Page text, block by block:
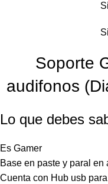
Soporte
audifonos
Lo que debes
Es Gamer
Base en paste y paral en
Cuenta con Hub usb